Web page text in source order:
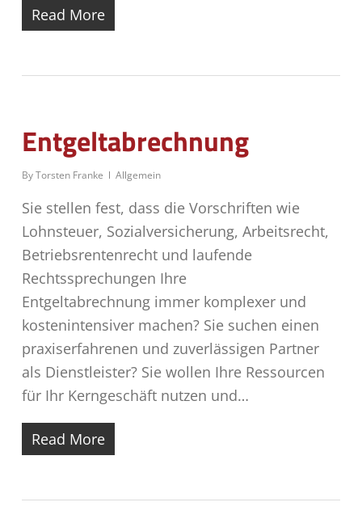
Read More
Entgeltabrechnung
ByTorsten Franke Allgemein
Sie stellen fest, dass die Vorschriften wie
Lohnsteuer, Sozialversicherung, Arbeitsrecht,
Betriebsrentenrecht und laufende
Rechtssprechungen Ihre
Entgeltabrechnung immer komplexer und
kostenintensiver machen? Sie suchen einen
praxiserfahrenen und zuverlässigen Partner
als Dienstleister? Sie wollen Ihre Ressourcen
für Ihr Kerngeschäft nutzen und…
Read More